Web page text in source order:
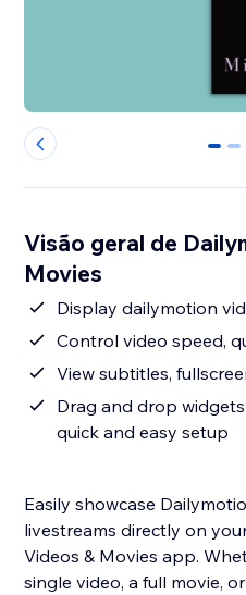
0 1
Visão geral de
Movies
Display dailymotion
Control video speed,
View subtitles,
Drag and drop
quick and easy setup
Easily showcase
livestreams directly on
Videos & Movies app.
single video, a full movie,